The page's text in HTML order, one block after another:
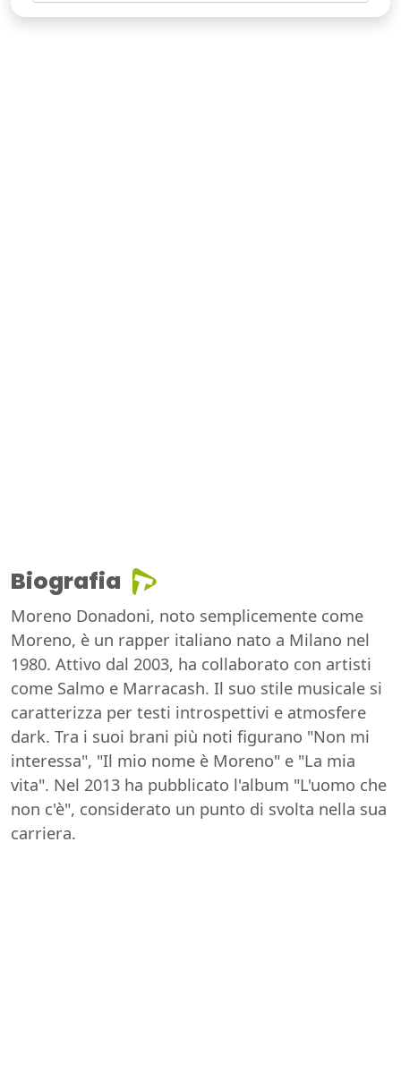
Biografia
Moreno Donadoni, noto semplicemente come
Moreno, è un rapper italiano nato a Milano nel
1980. Attivo dal 2003, ha collaborato con artisti
come Salmo e Marracash. Il suo stile musicale si
caratterizza per testi introspettivi e atmosfere
dark. Tra i suoi brani più noti figurano "Non mi
interessa", "Il mio nome è Moreno" e "La mia
vita". Nel 2013 ha pubblicato l'album "L'uomo che
non c'è", considerato un punto di svolta nella sua
carriera.